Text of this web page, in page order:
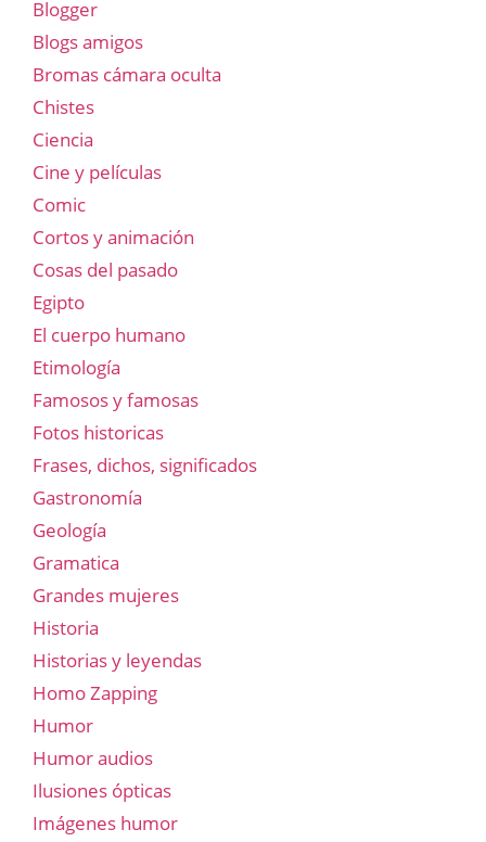
Blogger
Blogs amigos
Bromas cámara oculta
Chistes
Ciencia
Cine y películas
Comic
Cortos y animación
Cosas del pasado
Egipto
El cuerpo humano
Etimología
Famosos y famosas
Fotos historicas
Frases, dichos, significados
Gastronomía
Geología
Gramatica
Grandes mujeres
Historia
Historias y leyendas
Homo Zapping
Humor
Humor audios
Ilusiones ópticas
Imágenes humor